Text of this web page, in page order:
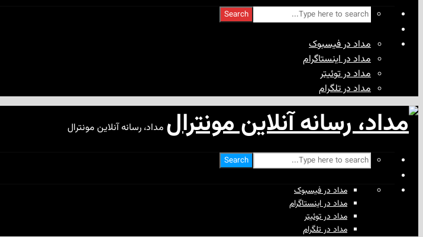
Search
مداد در فیسبوک
مداد در اینستاگرام
مداد در توئیتر
مداد در تلگرام
مداد، رسانه آنلاین مونترال
Search
مداد در فیسبوک
مداد در اینستاگرام
مداد در توئیتر
مداد در تلگرام